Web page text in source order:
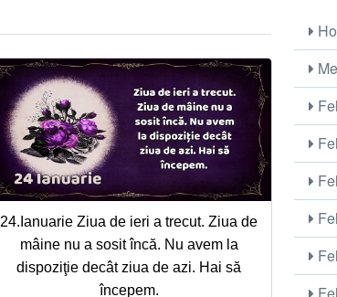
24.Ianuarie Ziua de ieri a trecut. Ziua de
mâine nu a sosit încă. Nu avem la
dispoziţie decât ziua de azi. Hai să
începem.